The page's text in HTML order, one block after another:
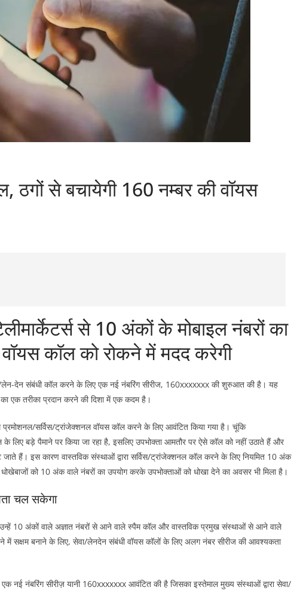
ठगों से बचायेगी 160 नम्बर की वॉयस
से 10 अंकों के मोबाइल नंबरों का
कॉल को रोकने में मदद करेगी
लेन-देन संबंधी कॉल करने के लिए एक नई नंबरिंग सीरीज, 160xxxxxxx की शुरुआत की है। यह
एक तरीका प्रदान करने की दिशा में एक कदम है।
प्रमोशनल/सर्विस/ट्रांजेक्शनल वॉयस कॉल करने के लिए आवंटित किया गया है। चूंकि
बड़े पैमाने पर किया जा रहा है, इसलिए उपभोक्ता आमतौर पर ऐसे कॉल को नहीं उठाते हैं और
हैं। इस कारण वास्तविक संस्थाओं द्वारा सर्विस/ट्रांजेक्शनल कॉल करने के लिए नियमित 10 अंक
को 10 अंक वाले नंबरों का उपयोग करके उपभोक्ताओं को धोखा देने का अवसर भी मिला है।
चल सकेगा
10 अंकों वाले अज्ञात नंबरों से आने वाले स्पैम कॉल और वास्तविक प्रमुख संस्थाओं से आने वाले
में सक्षम बनाने के लिए, सेवा/लेनदेन संबंधी वॉयस कॉलों के लिए अलग नंबर सीरीज की आवश्यकता
नई नंबरिंग सीरीज़ यानी 160xxxxxxx आवंटित की है जिसका इस्तेमाल मुख्य संस्थाओं द्वारा सेवा/